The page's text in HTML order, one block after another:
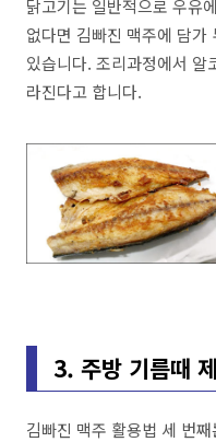
닭고기는 일반적으로 우유
없다면 김빠진 맥주에 담가
있습니다. 조리과정에서 알
라진다고 합니다.
3. 주방 기름때
김빠진 맥주 활용법 세 번